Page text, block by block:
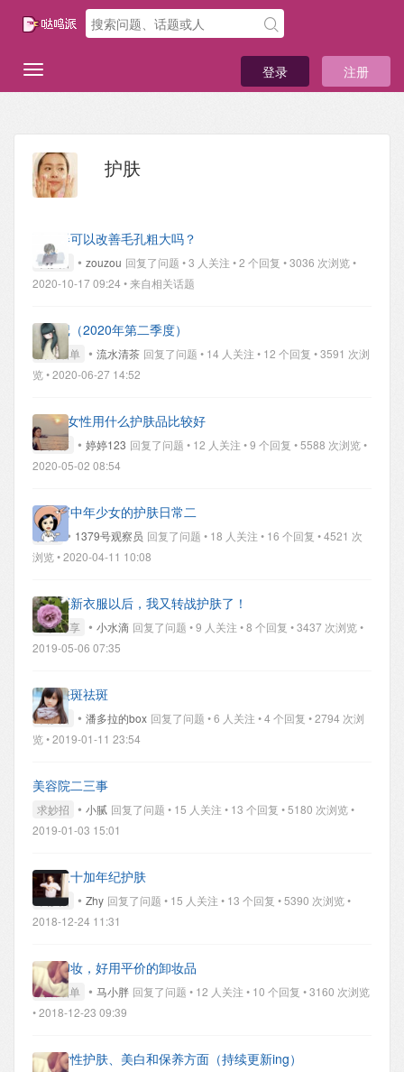
登录 注册
护肤
蒸脸器可以改善毛孔粗大吗？
求妙招 • zouzou 回复了问题 • 3 人关注 • 2 个回复 • 3036 次浏览 •
2020-10-17 09:24 • 来自相关话题
空瓶记（2020年第二季度）
购后晒单 • 流水清茶 回复了问题 • 14 人关注 • 12 个回复 • 3591 次浏
览 • 2020-06-27 14:52
30+的女性用什么护肤品比较好
求推荐 • 婷婷123 回复了问题 • 12 人关注 • 9 个回复 • 5588 次浏览 •
2020-05-02 08:54
贫民窟中年少女的护肤日常二
其他 • 1379号观察员 回复了问题 • 18 人关注 • 16 个回复 • 4521 次
浏览 • 2020-04-11 10:08
停止买新衣服以后，我又转战护肤了！
经验分享 • 小水滴 回复了问题 • 9 人关注 • 8 个回复 • 3437 次浏览 •
2019-05-06 07:35
祛斑祛斑祛斑
求妙招 • 潘多拉的box 回复了问题 • 6 人关注 • 4 个回复 • 2794 次浏
览 • 2019-01-11 23:54
美容院二三事
求妙招 • 小腻 回复了问题 • 15 人关注 • 13 个回复 • 5180 次浏览 •
2019-01-03 15:01
关于三十加年纪护肤
求妙招 • Zhy 回复了问题 • 15 人关注 • 13 个回复 • 5390 次浏览 •
2018-12-24 11:31
关于卸妆，好用平价的卸妆品
购后晒单 • 马小胖 回复了问题 • 12 人关注 • 10 个回复 • 3160 次浏览
• 2018-12-23 09:39
关于女性护肤、美白和保养方面（持续更新ing）